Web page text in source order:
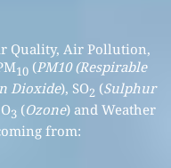
Quality, Air Pollution,
10(PM10 (Respirable
Dioxide), SO2 (Sulphur
3 (Ozone) and Weather
from: